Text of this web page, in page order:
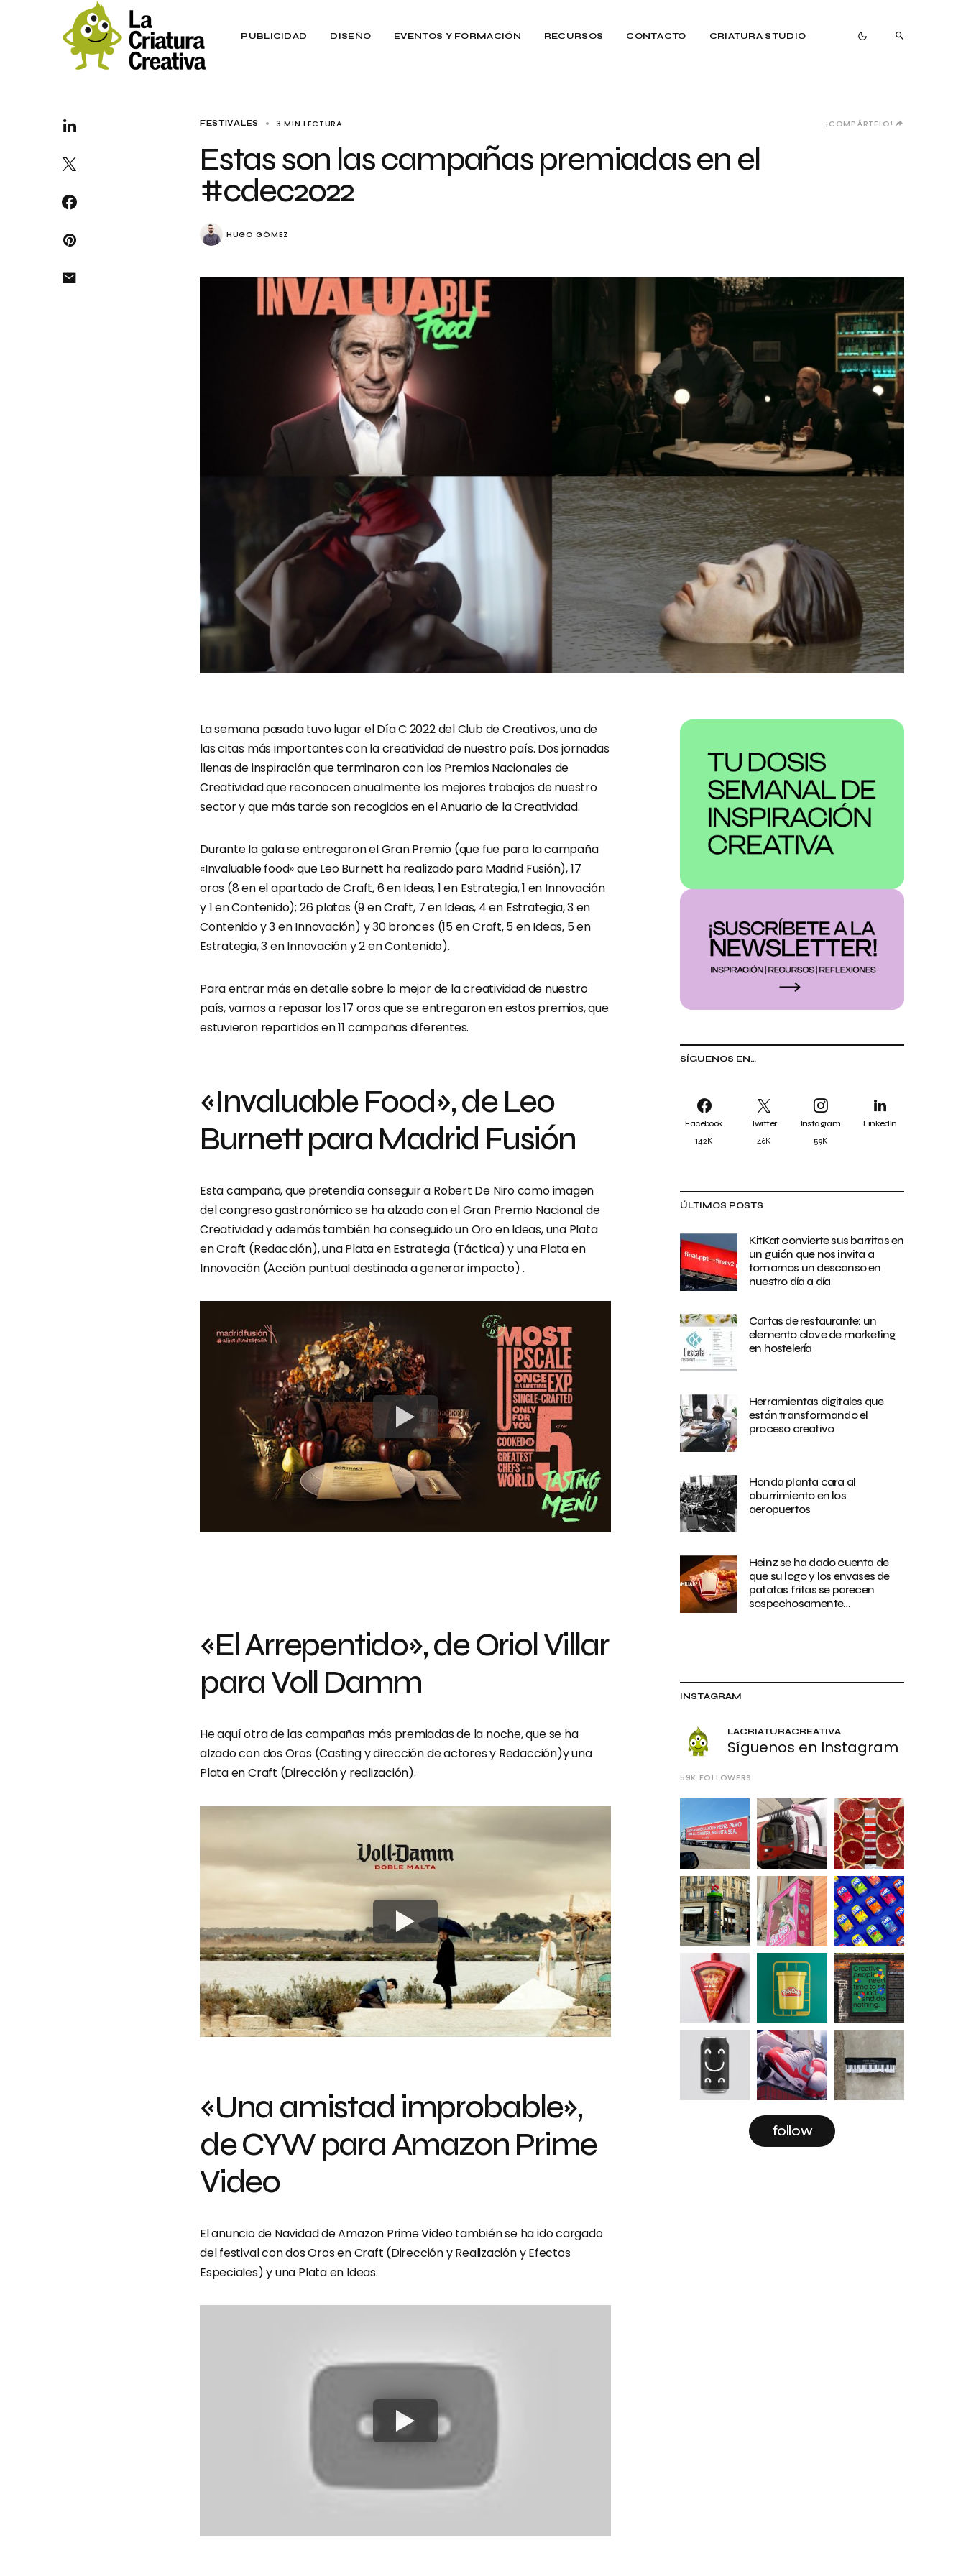
PUBLICIDAD DISEÑO EVENTOS Y FORMACIÓN RECURSOS CONTACTO CRIATURA STUDIO
FESTIVALES 3 MIN LECTURA ¡COMPÁRTELO!
Estas son las campañas premiadas en el
#cdec2022
HUGO GÓMEZ
SÍGUENOS EN…
Facebook
142K
Twitter
46K
Instagram
59K
LinkedIn
ÚLTIMOS POSTS
KitKat convierte sus barritas en
un guión que nos invita a
tomarnos un descanso en
nuestro día a día
Cartas de restaurante: un
elemento clave de marketing
en hostelería
Herramientas digitales que
están transformando el
proceso creativo
Honda planta cara al
aburrimiento en los
aeropuertos
Heinz se ha dado cuenta de
que su logo y los envases de
patatas fritas se parecen
sospechosamente…
INSTAGRAM
LACRIATURACREATIVA
Síguenos en Instagram
59K FOLLOWERS
follow
La semana pasada tuvo lugar el Día C 2022 del Club de Creativos, una de
las citas más importantes con la creatividad de nuestro país. Dos jornadas
llenas de inspiración que terminaron con los Premios Nacionales de
Creatividad que reconocen anualmente los mejores trabajos de nuestro
sector y que más tarde son recogidos en el Anuario de la Creatividad.
Durante la gala se entregaron el Gran Premio (que fue para la campaña
«Invaluable food» que Leo Burnett ha realizado para Madrid Fusión), 17
oros (8 en el apartado de Craft, 6 en Ideas, 1 en Estrategia, 1 en Innovación
y 1 en Contenido); 26 platas (9 en Craft, 7 en Ideas, 4 en Estrategia, 3 en
Contenido y 3 en Innovación) y 30 bronces (15 en Craft, 5 en Ideas, 5 en
Estrategia, 3 en Innovación y 2 en Contenido).
Para entrar más en detalle sobre lo mejor de la creatividad de nuestro
país, vamos a repasar los 17 oros que se entregaron en estos premios, que
estuvieron repartidos en 11 campañas diferentes.
«Invaluable Food», de Leo
Burnett para Madrid Fusión
Esta campaña, que pretendía conseguir a Robert De Niro como imagen
del congreso gastronómico se ha alzado con el Gran Premio Nacional de
Creatividad y además también ha conseguido un Oro en Ideas, una Plata
en Craft (Redacción), una Plata en Estrategia (Táctica) y una Plata en
Innovación (Acción puntual destinada a generar impacto) .
«El Arrepentido», de Oriol Villar
para Voll Damm
He aquí otra de las campañas más premiadas de la noche, que se ha
alzado con dos Oros (Casting y dirección de actores y Redacción)y una
Plata en Craft (Dirección y realización).
«Una amistad improbable»,
de CYW para Amazon Prime
Video
El anuncio de Navidad de Amazon Prime Video también se ha ido cargado
del festival con dos Oros en Craft (Dirección y Realización y Efectos
Especiales) y una Plata en Ideas.